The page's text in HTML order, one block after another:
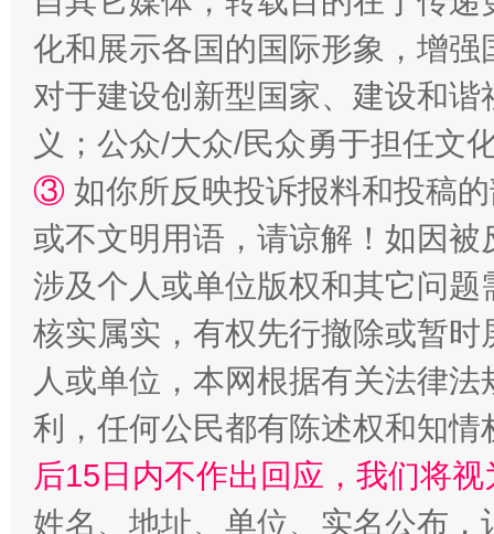
招工难、用工荒背后
网上购药对药下症？
化和展示各国的国际形象，增
对于建设创新型国家、建设和
义；公众/大众/民众勇于担任文
③ 如你所反映投诉报料和投稿
或不文明用语，请谅解！如因
涉及个人或单位版权和其它问题
核实属实，有权先行撤除或暂
人或单位，本网根据有关法律
利，任何公民都有陈述权和知情
后15日内不作出回应，我们将
姓名、地址、单位、实名公布